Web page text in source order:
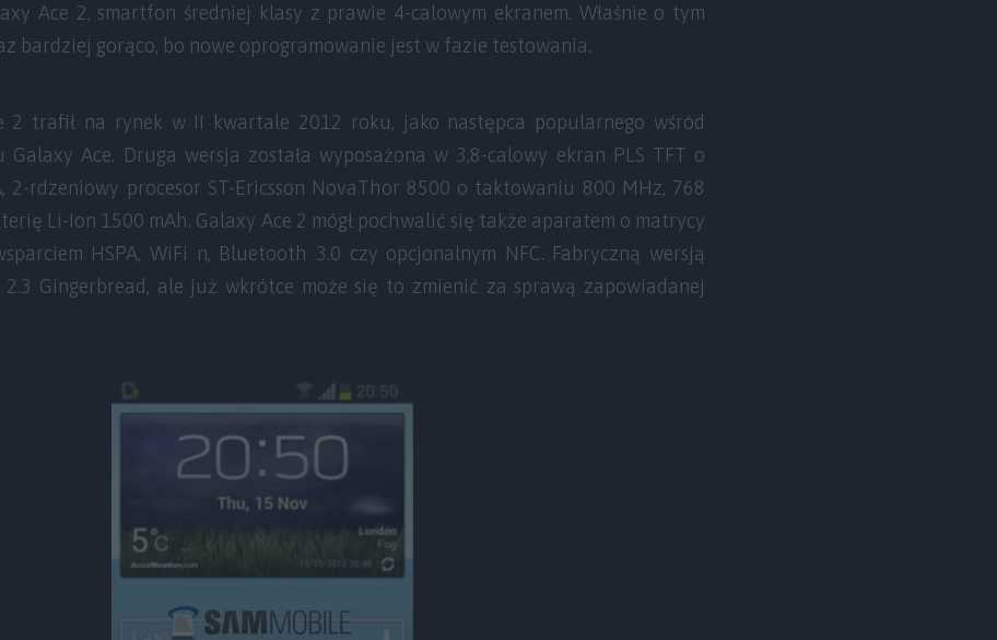
Ace 2, smartfon średniej klasy z prawie 4-calowym ekranem. Właśnie o tym
bardziej gorąco, bo nowe oprogramowanie jest w fazie testowania.
2 trafił na rynek w II kwartale 2012 roku, jako następca popularnego wśród
Galaxy Ace. Druga wersja została wyposażona w 3,8-calowy ekran PLS TFT o
2-rdzeniowy procesor ST-Ericsson NovaThor 8500 o taktowaniu 800 MHz, 768
Li-Ion 1500 mAh. Galaxy Ace 2 mógł pochwalić się także aparatem o matrycy
HSPA, WiFi n, Bluetooth 3.0 czy opcjonalnym NFC. Fabryczną wersją
2.3 Gingerbread, ale już wkrótce może się to zmienić za sprawą zapowiadanej